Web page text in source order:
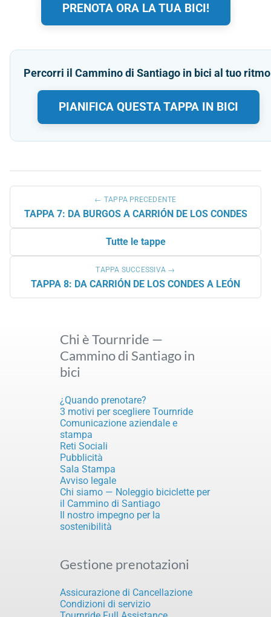
PRENOTA ORA LA TUA BICI!
Percorri il Cammino di Santiago in bici al tuo
PIANIFICA QUESTA TAPPA IN BICI
← TAPPA PRECEDENTE
TAPPA 7: DA BURGOS A CARRIÓN DE LOS CONDES
Tutte le tappe
TAPPA SUCCESSIVA →
TAPPA 8: DA CARRIÓN DE LOS CONDES A LEÓN
Chi è Tournride —
Cammino di Santiago in
bici
¿Quando prenotare?
3 motivi per scegliere Tournride
Comunicazione aziendale e
stampa
Reti Sociali
Pubblicità
Sala Stampa
Avviso legale
Chi siamo — Noleggio biciclette per
il Cammino di Santiago
Il nostro impegno per la
sostenibilità
Gestione prenotazioni
Assicurazione di Cancellazione
Condizioni di servizio